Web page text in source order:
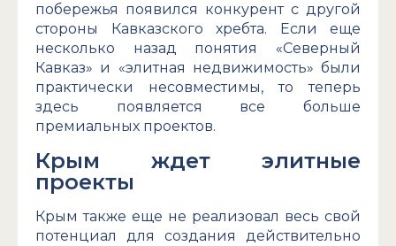
побережья появился конкурент с другой
стороны Кавказского хребта. Если еще
несколько назад понятия «Северный
Кавказ» и «элитная недвижимость» были
практически несовместимы, то теперь
здесь появляется все больше
премиальных проектов.
Крым ждет элитные
проекты
Крым также еще не реализовал весь свой
потенциал для создания действительно